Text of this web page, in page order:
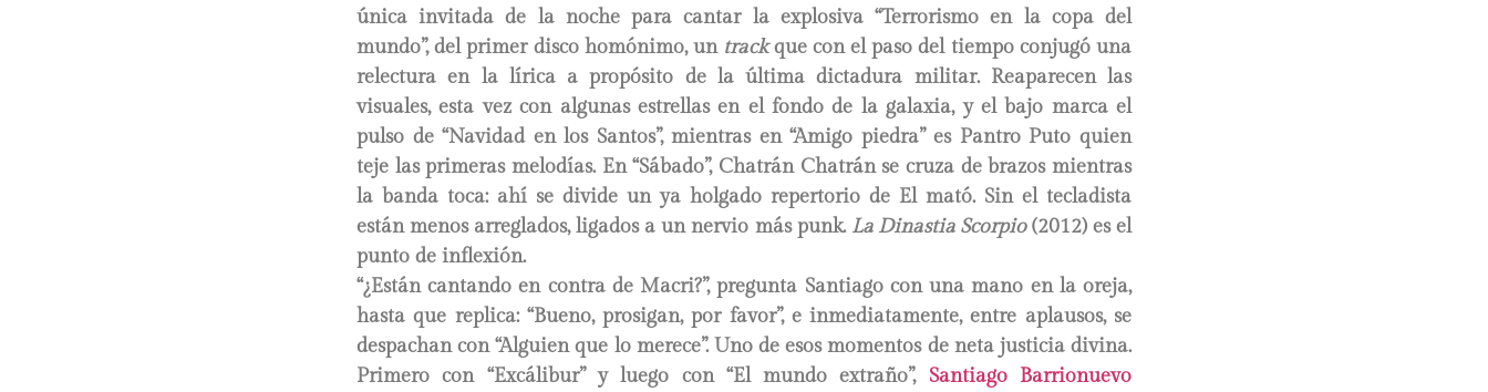
única invitada de la noche para cantar la explosiva “Terrorismo en la copa del
mundo”, del primer disco homónimo, un trackque con el paso del tiempo conjugó una
relectura en la lírica a propósito de la última dictadura militar. Reaparecen las
visuales, esta vez con algunas estrellas en el fondo de la galaxia, y el bajo marca el
pulso de “Navidad en los Santos”, mientras en “Amigo piedra” es Pantro Puto quien
teje las primeras melodías. En “Sábado”, Chatrán Chatrán se cruza de brazos mientras
la banda toca: ahí se divide un ya holgado repertorio de El mató. Sin el tecladista
están menos arreglados, ligados a un nervio más punk. La Dinastia Scorpio(2012) es el
punto de inflexión.
“¿Están cantando en contra de Macri?”, pregunta Santiago con una mano en la oreja,
hasta que replica: “Bueno, prosigan, por favor”, e inmediatamente, entre aplausos, se
despachan con “Alguien que lo merece”. Uno de esos momentos de neta justicia divina.
Primero con “Excálibur” y luego con “El mundo extraño”, Santiago Barrionuevo